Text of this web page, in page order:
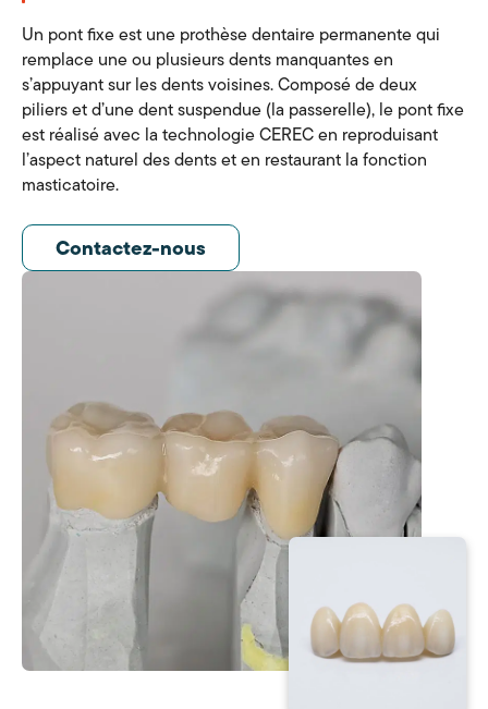
Un pont fixe est une prothèse dentaire permanente qui
remplace une ou plusieurs dents manquantes en
s’appuyant sur les dents voisines. Composé de deux
piliers et d’une dent suspendue (la passerelle), le pont fixe
est réalisé avec la technologie CEREC en reproduisant
l’aspect naturel des dents et en restaurant la fonction
masticatoire.
Contactez-nous